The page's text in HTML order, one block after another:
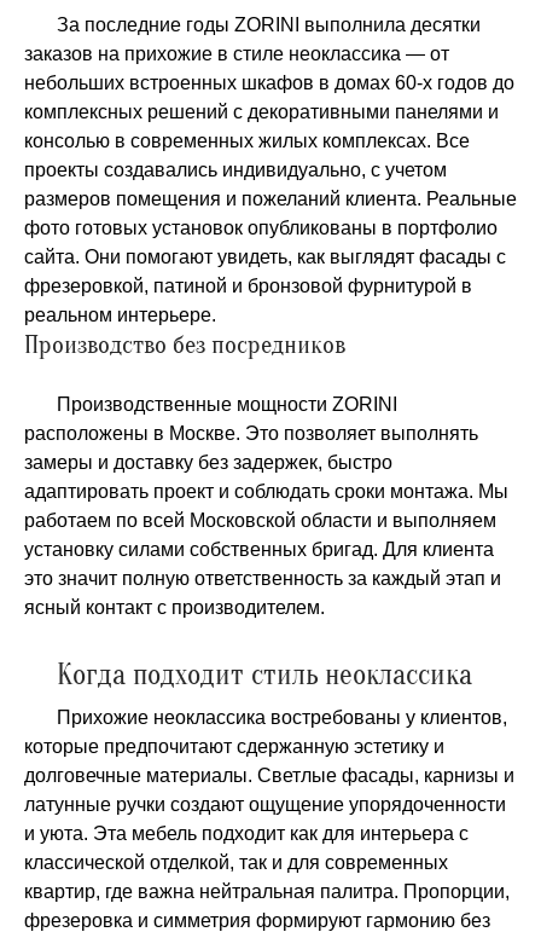
За последние годы ZORINI выполнила десятки
заказов на прихожие в стиле неоклассика — от
небольших встроенных шкафов в домах 60-х годов до
комплексных решений с декоративными панелями и
консолью в современных жилых комплексах. Все
проекты создавались индивидуально, с учетом
размеров помещения и пожеланий клиента. Реальные
фото готовых установок опубликованы в портфолио
сайта. Они помогают увидеть, как выглядят фасады с
фрезеровкой, патиной и бронзовой фурнитурой в
реальном интерьере.
Производство без посредников
Производственные мощности ZORINI
расположены в Москве. Это позволяет выполнять
замеры и доставку без задержек, быстро
адаптировать проект и соблюдать сроки монтажа. Мы
работаем по всей Московской области и выполняем
установку силами собственных бригад. Для клиента
это значит полную ответственность за каждый этап и
ясный контакт с производителем.
Когда подходит стиль неоклассика
Прихожие неоклассика востребованы у клиентов,
которые предпочитают сдержанную эстетику и
долговечные материалы. Светлые фасады, карнизы и
латунные ручки создают ощущение упорядоченности
и уюта. Эта мебель подходит как для интерьера с
классической отделкой, так и для современных
квартир, где важна нейтральная палитра. Пропорции,
фрезеровка и симметрия формируют гармонию без